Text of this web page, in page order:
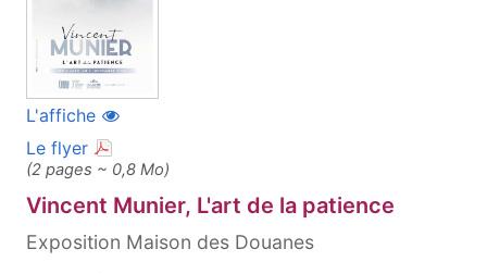
L'affiche
(ouvre une nouvelle fenêtre)
Le flyer(document PDF, ouvre une nouvelle fenêtre)
(2 pages ~ 0,8 Mo)
Vincent Munier, L'art de la patience
Exposition Maison des Douanes